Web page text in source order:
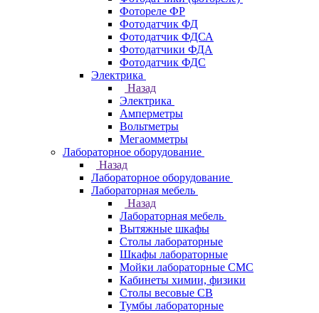
Фотореле ФР
Фотодатчик ФД
Фотодатчик ФДСА
Фотодатчики ФДА
Фотодатчик ФДС
Электрика
Назад
Электрика
Амперметры
Вольтметры
Мегаомметры
Лабораторное оборудование
Назад
Лабораторное оборудование
Лабораторная мебель
Назад
Лабораторная мебель
Вытяжные шкафы
Столы лабораторные
Шкафы лабораторные
Мойки лабораторные СМС
Кабинеты химии, физики
Столы весовые СВ
Тумбы лабораторные